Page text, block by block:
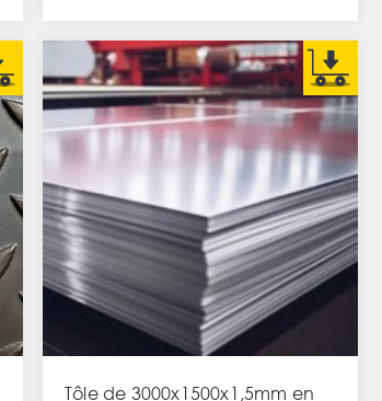
Tôle de 3000x1500x1,5mm en